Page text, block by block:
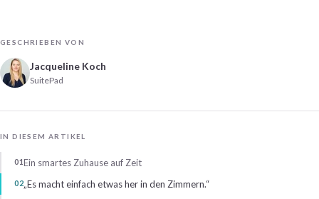
GESCHRIEBEN VON
Jacqueline Koch
SuitePad
IN DIESEM ARTIKEL
Ein smartes Zuhause auf Zeit
„Es macht einfach etwas her in den Zimmern.“